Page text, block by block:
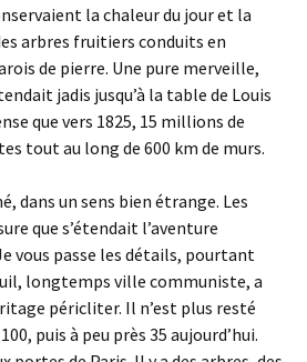
la chaleur du jour et la
arbres fruitiers conduits en
de pierre. Une pure merveille,
jadis jusqu’à la table de Louis
que vers 1825, 15 millions de
tout au long de 600 km de murs.
dans un sens bien étrange. Les
que s’étendait l’aventure
vous passe les détails, pourtant
longtemps ville communiste, a
péricliter. Il n’est plus resté
puis à peu près 35 aujourd’hui.